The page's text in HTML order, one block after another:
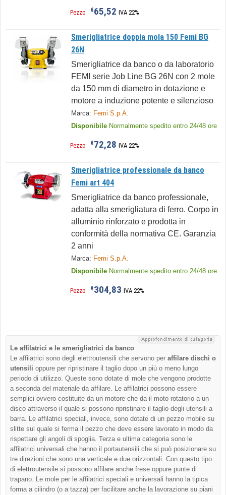
Pezzo €65,52 IVA 22%
Smerigliatrice doppia mola 150 Femi BG
26N
Smerigliatrice da banco o da laboratorio
FEMI serie Job Line BG 26N con 2 mole
da 150 mm di diametro in dotazione e
motore a induzione potente e silenzioso
Marca: Femi S.p.A.
Disponibile Normalmente spedito entro 24/48 ore
Pezzo €72,28 IVA 22%
Smerigliatrice professionale da banco
Femi art 404
Smerigliatrice da banco professionale,
adatta alla smerigliatura di ferro. Corpo in
alluminio rinforzato e prodotta in
conformità della normativa CE. Garanzia
2 anni
Marca: Femi S.p.A.
Disponibile Normalmente spedito entro 24/48 ore
Pezzo €304,83 IVA 22%
Le affilatrici e le smerigliatrici da banco
Le affilatrici sono degli elettroutensili che servono per affilare dischi o
utensili oppure per ripristinare il taglio dopo un più o meno lungo
periodo di utilizzo. Queste sono dotate di mole che vengono prodotte
a seconda del materiale da affilare. Le affilatrici possono essere
semplici ovvero costituite da un motore che da il moto rotatorio a un
disco attraverso il quale si possono ripristinare il taglio degli utensili a
barra. Le affilatrici speciali, invece, sono dotate di un pezzo mobile su
slitte sul quale si ferma il pezzo che deve essere lavorato in modo da
rispettare gli angoli di spoglia. Terza e ultima categoria sono le
affilatrici universali che hanno il portautensili che si può posizionare su
tre direzioni che sono una verticale e due orizzontali. Con questo tipo
di elettroutensile si possono affilare anche frese oppure punte di
trapano. Le mole per le affilatrici speciali e universali hanno la tipica
forma a cilindro (o a tazza) per facilitare anche la lavorazione su piani